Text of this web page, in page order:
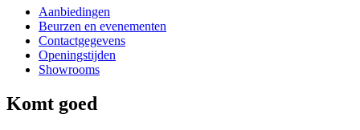
Aanbiedingen
Beurzen en evenementen
Contactgegevens
Openingstijden
Showrooms
Komt goed